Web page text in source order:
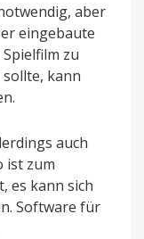
aber
eingebaute
zu
kann
auch
ist zum
es kann sich
Software für